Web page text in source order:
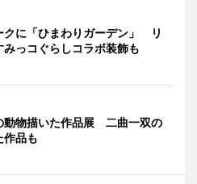
クに「ひまわりガーデン」 リ
みっコぐらしコラボ装飾も
動物描いた作品展 二曲一双の
作品も